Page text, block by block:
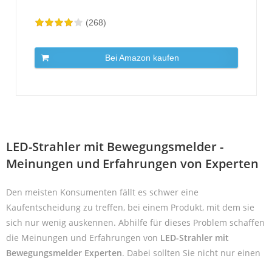
(268)
Bei Amazon kaufen
LED-Strahler mit Bewegungsmelder -
Meinungen und Erfahrungen von Experten
Den meisten Konsumenten fällt es schwer eine
Kaufentscheidung zu treffen, bei einem Produkt, mit dem sie
sich nur wenig auskennen. Abhilfe für dieses Problem schaffen
die Meinungen und Erfahrungen von LED-Strahler mit
Bewegungsmelder Experten. Dabei sollten Sie nicht nur einen